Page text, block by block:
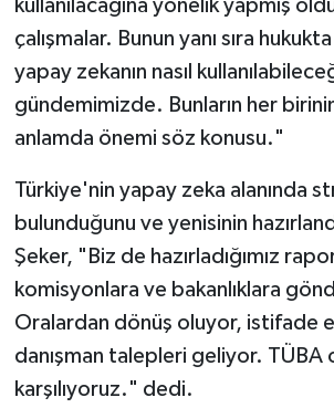
kullanılacağına yönelik yapmış
çalışmalar. Bunun yanı sıra
yapay zekanın nasıl
gündemimizde. Bunların her
anlamda önemi söz konusu."
Türkiye'nin yapay zeka alanında
bulunduğunu ve yenisinin
Şeker, "Biz de hazırladığımız
komisyonlara ve bakanlıklara
Oralardan dönüş oluyor, istifade
danışman talepleri geliyor. TÜBA
karşılıyoruz." dedi.